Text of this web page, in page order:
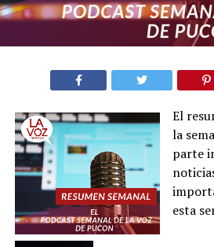
El
la
parte
esta